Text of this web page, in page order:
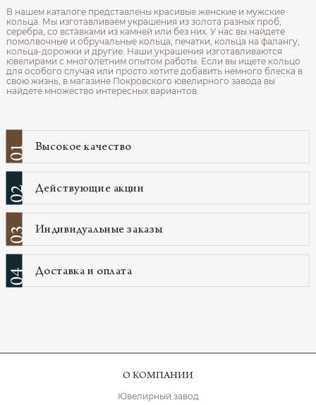
В нашем каталоге представлены красивые женские и мужские
кольца. Мы изготавливаем украшения из золота разных проб,
серебра, со вставками из камней или без них. У нас вы найдете
помолвочные и обручальные кольца, печатки, кольца на фалангу,
кольца-дорожки и другие. Наши украшения изготавливаются
ювелирами с многолетним опытом работы. Если вы ищете кольцо
для особого случая или просто хотите добавить немного блеска в
свою жизнь, в магазине Покровского ювелирного завода вы
найдете множество интересных вариантов.
01 Высокое качество
02 Действующие акции
03 Индивидуальные заказы
04 Доставка и оплата
О КОМПАНИИ
Ювелирный завод